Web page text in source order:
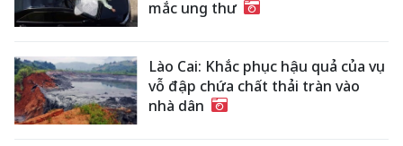
mắc ung thư
Lào Cai: Khắc phục hậu quả của vụ
vỗ đập chứa chất thải tràn vào
nhà dân